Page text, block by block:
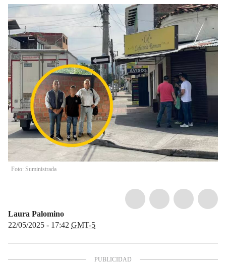
Foto: Suministrada
Laura Palomino
22/05/2025 - 17:42 GMT-5